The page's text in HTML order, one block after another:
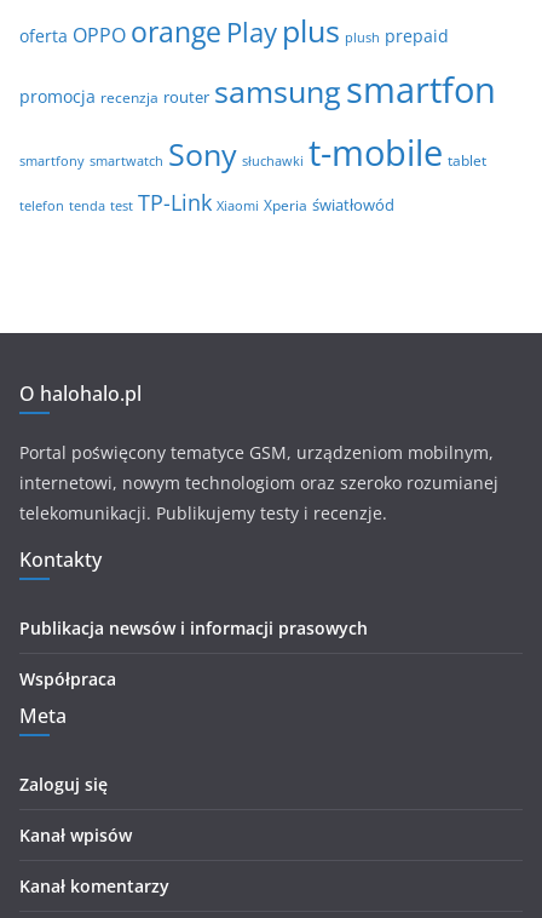
oferta OPPO orange Play plus plush prepaid
promocja recenzja router samsungsmartfon
smartfony smartwatch Sony słuchawki t-mobile tablet
telefon tenda test TP-Link Xiaomi Xperia światłowód
O halohalo.pl
Portal poświęcony tematyce GSM, urządzeniom mobilnym,
internetowi, nowym technologiom oraz szeroko rozumianej
telekomunikacji. Publikujemy testy i recenzje.
Kontakty
Publikacja newsów i informacji prasowych
Współpraca
Meta
Zaloguj się
Kanał wpisów
Kanał komentarzy